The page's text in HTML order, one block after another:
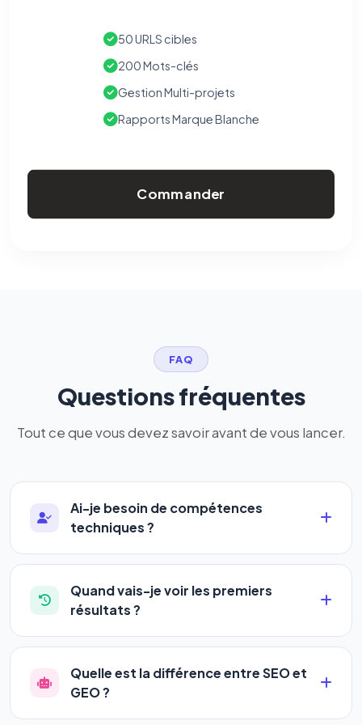
50 URLS cibles
200 Mots-clés
Gestion Multi-projets
Rapports Marque Blanche
Commander
FAQ
Questions fréquentes
Tout ce que vous devez savoir avant de vous lancer.
Ai-je besoin de compétences
techniques ?
Absolument pas. Notre logiciel a été conçu pour
être accessible àtous les profils: artisans,
commerçants, auto-entrepreneurs, PME ou
complexe — vous renseignez l'adresse de votre
site, décrivez votre activité, et le logiciel gère tout
en automatique 24h/24.
Quand vais-je voir les premiers
résultats ?
La plupart de nos utilisateurs observent une
amélioration de leur positionnement en4 à 6
semaines. Le référencement est un marathon, pas
Quelle est la différence entre SEO et
GEO ?